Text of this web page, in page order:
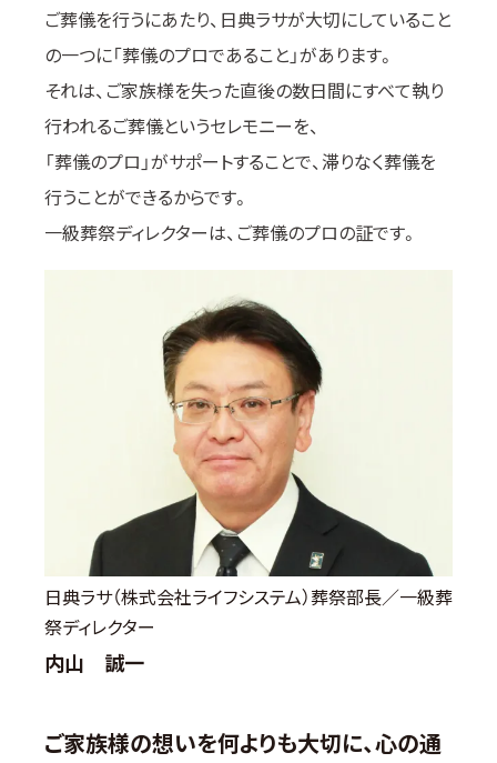
ご葬儀を行うにあたり、日典ラサが大切にしていること
の一つに「葬儀のプロであること」があります。
それは、ご家族様を失った直後の数日間にすべて執り
行われるご葬儀というセレモニーを、
「葬儀のプロ」がサポートすることで、滞りなく葬儀を
行うことができるからです。
一級葬祭ディレクターは、ご葬儀のプロの証です。
日典ラサ（株式会社ライフシステム）葬祭部長／一級葬
祭ディレクター
内山 誠一
ご家族様の想いを何よりも大切に、心の通